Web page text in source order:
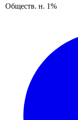
Обществ. н. 1%